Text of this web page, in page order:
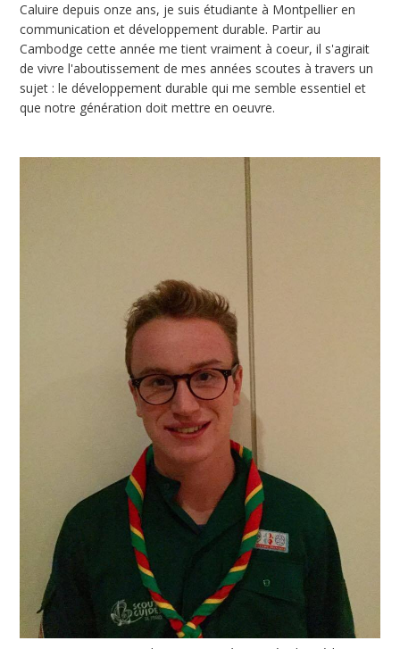
Caluire depuis onze ans, je suis étudiante à Montpellier en
communication et développement durable. Partir au
Cambodge cette année me tient vraiment à coeur, il s'agirait
de vivre l'aboutissement de mes années scoutes à travers un
sujet : le développement durable qui me semble essentiel et
que notre génération doit mettre en oeuvre.